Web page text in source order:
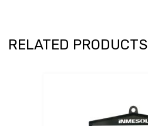
RELATED PRODUCTS